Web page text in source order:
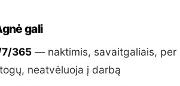
gali
365 — naktimis, savaitgaliais, per
neatvėluoja į darbą